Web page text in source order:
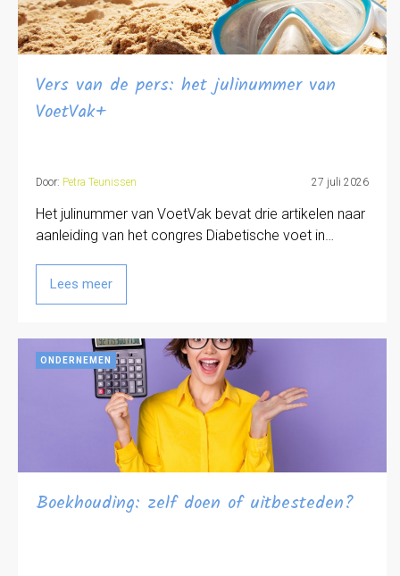
Vers van de pers: het julinummer van
VoetVak+
Door: Petra Teunissen 27 juli 2026
Het julinummer van VoetVak bevat drie artikelen naar
aanleiding van het congres Diabetische voet in…
Lees meer
ONDERNEMEN
Boekhouding: zelf doen of uitbesteden?